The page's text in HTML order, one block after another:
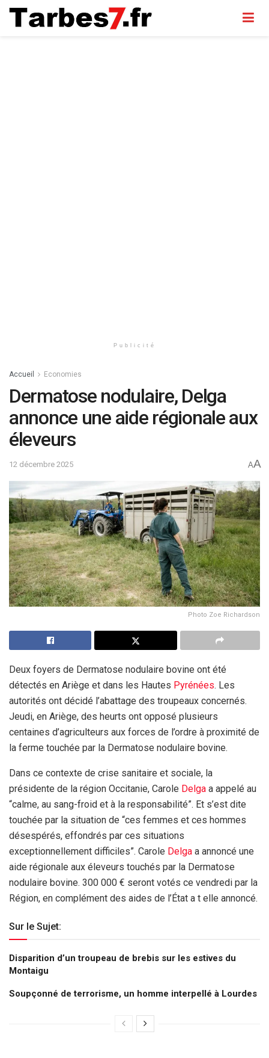
Publicité
Accueil Economies
Dermatose nodulaire, Delga
annonce une aide régionale aux
éleveurs
12 décembre 2025 AA
Photo Zoe Richardson
Deux foyers de Dermatose nodulaire bovine ont été
détectés en Ariège et dans les Hautes Pyrénées. Les
autorités ont décidé l’abattage des troupeaux concernés.
Jeudi, en Ariège, des heurts ont opposé plusieurs
centaines d’agriculteurs aux forces de l’ordre à proximité de
la ferme touchée par la Dermatose nodulaire bovine.
Dans ce contexte de crise sanitaire et sociale, la
présidente de la région Occitanie, Carole Delga a appelé au
“calme, au sang-froid et à la responsabilité”. Et s’est dite
touchée par la situation de “ces femmes et ces hommes
désespérés, effondrés par ces situations
exceptionnellement difficiles”. Carole Delga a annoncé une
aide régionale aux éleveurs touchés par la Dermatose
nodulaire bovine. 300 000 € seront votés ce vendredi par la
Région, en complément des aides de l’État a t elle annoncé.
Sur le Sujet:
Disparition d’un troupeau de brebis sur les estives du
Montaigu
Soupçonné de terrorisme, un homme interpellé à Lourdes